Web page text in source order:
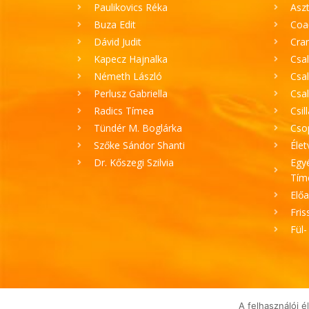
Paulikovics Réka
Buza Edit
Dávid Judit
Kapecz Hajnalka
Németh László
Perlusz Gabriella
Radics Tímea
Tündér M. Boglárka
Szőke Sándor Shanti
Dr. Kőszegi Szilvia
A felhasználói